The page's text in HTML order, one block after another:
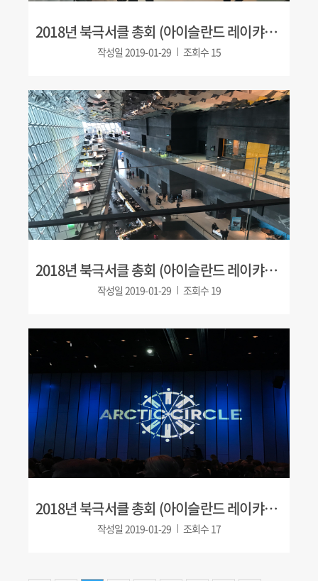
2018년 북극서클 총회 (아이슬란드 레이캬비크)
작성일 2019-01-29 조회수 15
2018년 북극서클 총회 (아이슬란드 레이캬비크)
작성일 2019-01-29 조회수 19
2018년 북극서클 총회 (아이슬란드 레이캬비크)
작성일 2019-01-29 조회수 17